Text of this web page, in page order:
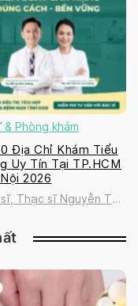
& Phòng khám
Địa Chỉ Khám Tiểu
Uy Tín Tại TP.HCM
2026
Thạc sĩ Nguyễn Thị